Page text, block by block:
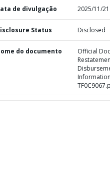
de divulgação 2025/11/21
Status Disclosed
do documento
Official